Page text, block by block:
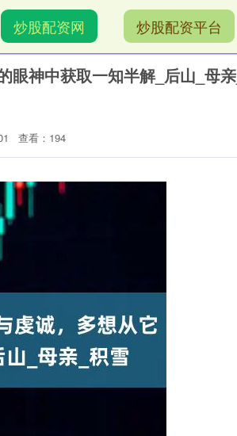
炒股配资网 炒股配资平台
神中获取一知半解_后山_母亲_
查看：194